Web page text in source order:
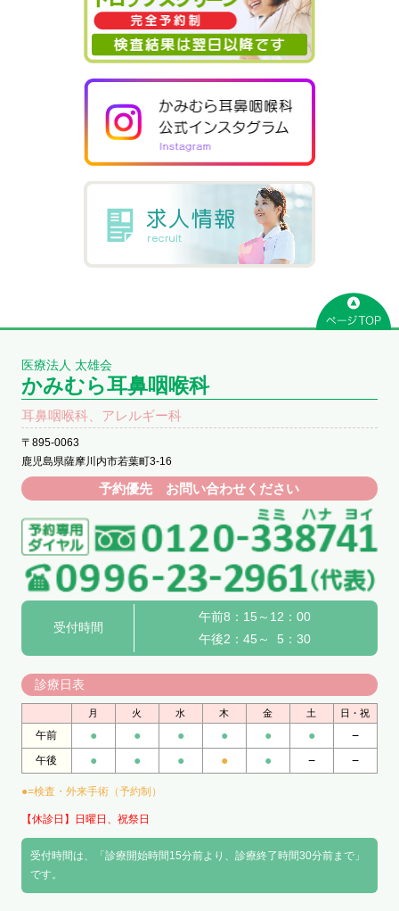
医療法人 太雄会
かみむら耳鼻咽喉科
耳鼻咽喉科、アレルギー科
〒895-0063
鹿児島県薩摩川内市若葉町3-16
予約優先 お問い合わせください
受付時間
午前8：15～12：00
午後2：45～ 5：30
診療日表
月 火 水 木 金 土 日・祝
午前 ● ● ● ● ● ● −
午後 ● ● ● ● ● − −
●=検査・外来手術（予約制）
【休診日】日曜日、祝祭日
受付時間は、「診療開始時間15分前より、診療終了時間30分前まで」
です。